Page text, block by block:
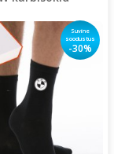
Suvine
soodustus
-30%